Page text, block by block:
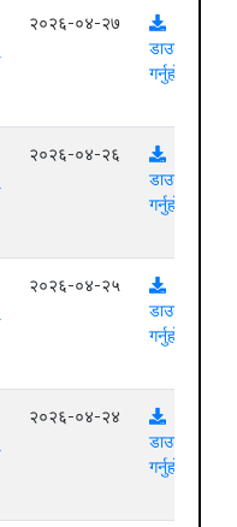
२०२६-०४-२७
डाउनलोड
गर्नुहोस्
२०२६-०४-२६
डाउनलोड
गर्नुहोस्
२०२६-०४-२५
डाउनलोड
गर्नुहोस्
२०२६-०४-२४
डाउनलोड
गर्नुहोस्